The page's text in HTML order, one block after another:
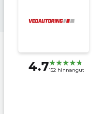
4.7152 hinnangut